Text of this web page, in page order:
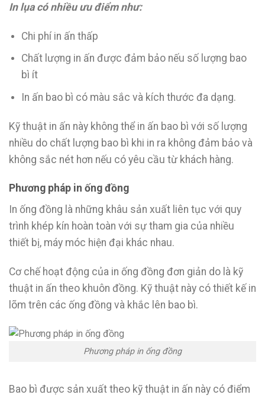
In lụa có nhiều ưu điểm như:
Chi phí in ấn thấp
Chất lượng in ấn được đảm bảo nếu số lượng bao
bì ít
In ấn bao bì có màu sắc và kích thước đa dạng.
Kỹ thuật in ấn này không thể in ấn bao bì với số lượng
nhiều do chất lượng bao bì khi in ra không đảm bảo và
không sắc nét hơn nếu có yêu cầu từ khách hàng.
Phương pháp in ống đồng
In ống đồng là những khâu sản xuất liên tục với quy
trình khép kín hoàn toàn với sự tham gia của nhiều
thiết bị, máy móc hiện đại khác nhau.
Cơ chế hoạt động của in ống đồng đơn giản do là kỹ
thuật in ấn theo khuôn đồng. Kỹ thuật này có thiết kế in
lõm trên các ống đồng và khắc lên bao bì.
Phương pháp in ống đồng
Bao bì được sản xuất theo kỹ thuật in ấn này có điểm